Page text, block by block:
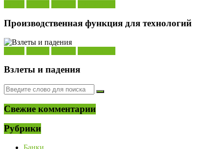
Производственная функция для технологий
Взлеты и падения
Свежие комментарии
Рубрики
Банки